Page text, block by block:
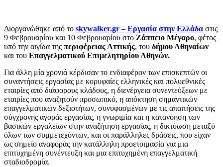
Διοργανώθηκε από το skywalker.gr – Εργασία στην Ελλάδα στις
9 Φεβρουαρίου και 10 Φεβρουαρίου στο Ζάππειο Μέγαρο, φέτος
υπό την αιγίδα της περιφέρειας Αττικής, του δήμου Αθηναίων
και του Επαγγελματικού Επιμελητηρίου Αθηνών.
Για άλλη μία χρονιά κέρδισαν το ενδιαφέρον των επισκεπτών οι
συναντήσεις εργασίας με κορυφαίες ελληνικές και πολυεθνικές
εταιρίες από διάφορους κλάδους, η διενέργεια συνεντεύξεων με
εταιρίες που αναζητούν προσωπικό, η απόκτηση σημαντικών
επαγγελματικών δεξιοτήτων, συνυφασμένων με τις απαιτήσεις της
σύγχρονης αγοράς εργασίας, η γνωριμία και η κατανόηση των
βασικών εργαλείων στην αναζήτηση εργασίας, η δικτύωση μεταξύ
όλων των συμμετεχόντων, και οι παράλληλες δράσεις, που είχαν
ως σημείο αναφοράς την κατάλληλη προετοιμασία για μια
επιτυχημένη συνέντευξη και μια επιτυχημένη επαγγελματική
σταδιοδρομία.